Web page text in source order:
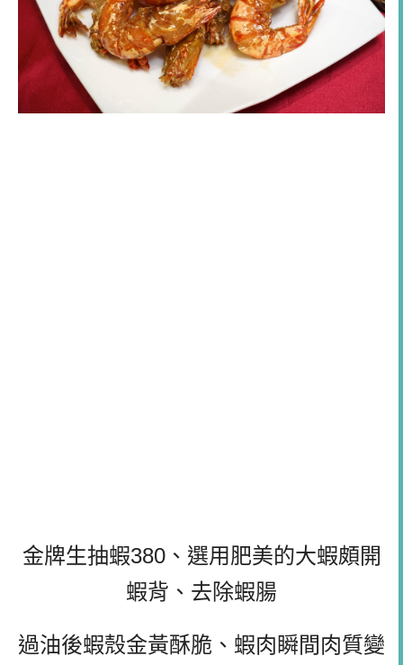
金牌生抽蝦380、選用肥美的大蝦頗開
蝦背、去除蝦腸
過油後蝦殼金黃酥脆、蝦肉瞬間肉質變